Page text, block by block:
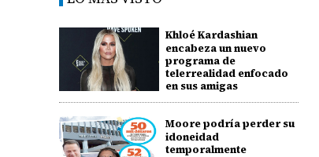
Khloé Kardashian
encabeza un nuevo
programa de
telerrealidad enfocado
en sus amigas
Moore podría perder su
idoneidad
temporalmente